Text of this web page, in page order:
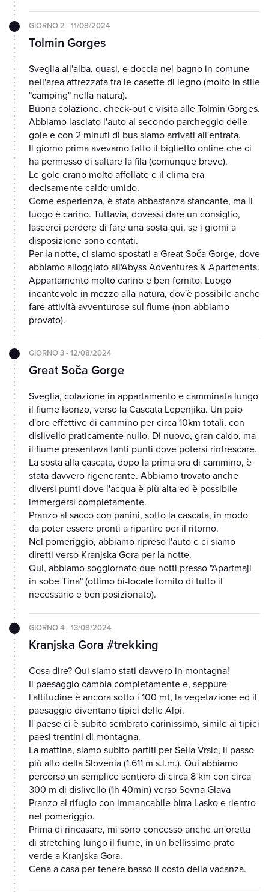
GIORNO 2 - 11/08/2024
Tolmin Gorges
Sveglia all'alba, quasi, e doccia nel bagno in comune
nell'area attrezzata tra le casette di legno (molto in stile
"camping" nella natura).
Buona colazione, check-out e visita alle Tolmin Gorges.
Abbiamo lasciato l'auto al secondo parcheggio delle
gole e con 2 minuti di bus siamo arrivati all'entrata.
Il giorno prima avevamo fatto il biglietto online che ci
ha permesso di saltare la fila (comunque breve).
Le gole erano molto affollate e il clima era
decisamente caldo umido.
Come esperienza, è stata abbastanza stancante, ma il
luogo è carino. Tuttavia, dovessi dare un consiglio,
lascerei perdere di fare una sosta qui, se i giorni a
disposizione sono contati.
Per la notte, ci siamo spostati a Great Soča Gorge, dove
abbiamo alloggiato all'Abyss Adventures & Apartments.
Appartamento molto carino e ben fornito. Luogo
incantevole in mezzo alla natura, dov'è possibile anche
fare attività avventurose sul fiume (non abbiamo
provato).
GIORNO 3 - 12/08/2024
Great Soča Gorge
Sveglia, colazione in appartamento e camminata lungo
il fiume Isonzo, verso la Cascata Lepenjika. Un paio
d'ore effettive di cammino per circa 10km totali, con
dislivello praticamente nullo. Di nuovo, gran caldo, ma
il fiume presentava tanti punti dove potersi rinfrescare.
La sosta alla cascata, dopo la prima ora di cammino, è
stata davvero rigenerante. Abbiamo trovato anche
diversi punti dove l'acqua è più alta ed è possibile
immergersi completamente.
Pranzo al sacco con panini, sotto la cascata, in modo
da poter essere pronti a ripartire per il ritorno.
Nel pomeriggio, abbiamo ripreso l'auto e ci siamo
diretti verso Kranjska Gora per la notte.
Qui, abbiamo soggiornato due notti presso "Apartmaji
in sobe Tina" (ottimo bi-locale fornito di tutto il
necessario e ben posizionato).
GIORNO 4 - 13/08/2024
Kranjska Gora #trekking
Cosa dire? Qui siamo stati davvero in montagna!
Il paesaggio cambia completamente e, seppure
l'altitudine è ancora sotto i 100 mt, la vegetazione ed il
paesaggio diventano tipici delle Alpi.
Il paese ci è subito sembrato carinissimo, simile ai tipici
paesi trentini di montagna.
La mattina, siamo subito partiti per Sella Vrsic, il passo
più alto della Slovenia (1.611 m s.l.m.). Qui abbiamo
percorso un semplice sentiero di circa 8 km con circa
300 m di dislivello (1h 40min) verso Sovna Glava
Pranzo al rifugio con immancabile birra Lasko e rientro
nel pomeriggio.
Prima di rincasare, mi sono concesso anche un'oretta
di stretching lungo il fiume, in un bellissimo prato
verde a Kranjska Gora.
Cena a casa per tenere basso il costo della vacanza.